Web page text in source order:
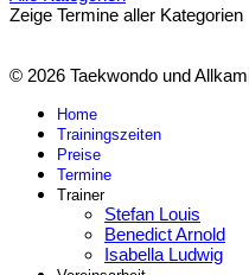
Zeige Termine aller Kategorien
© 2026 Taekwondo und
Home
Trainingszeiten
Preise
Termine
Trainer
Stefan Louis
Benedict Arnold
Isabella Ludwig